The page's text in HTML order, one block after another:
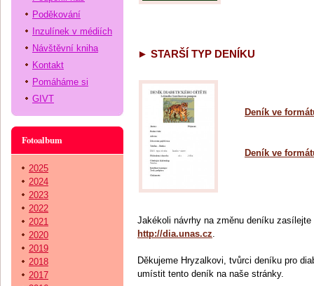
► STARŠÍ TYP DENÍKU
Deník ve
Deník ve
Jakékoli návrhy na změnu deníku
http://dia.unas.cz.
Děkujeme Hryzalkovi, tvůrci deníku pro
umístit tento deník na naše stránky.
Poděkování
Inzulínek v médiích
Návštěvní kniha
Kontakt
Pomáháme si
GIVT
Fotoalbum
2025
2024
2023
2022
2021
2020
2019
2018
2017